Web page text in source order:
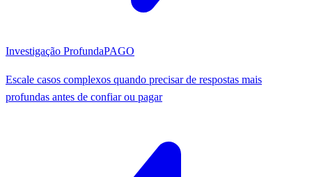
Investigação ProfundaPAGO
Escale casos complexos quando precisar de respostas mais
profundas antes de confiar ou pagar